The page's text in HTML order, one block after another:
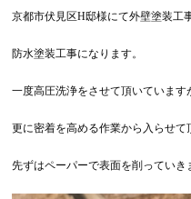
京都市伏見区H邸様にて外壁塗装工
防水塗装工事になります。
一度高圧洗浄をさせて頂いていま
更に密着を高める作業から入らせて
先ずはペーパーで表面を削っていき